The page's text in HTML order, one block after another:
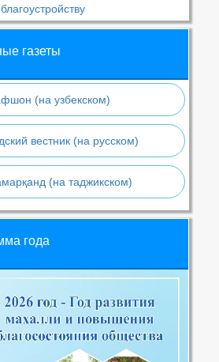
благоустройству
газеты
(на узбекском)
вестник (на русском)
(на таджикском)
года